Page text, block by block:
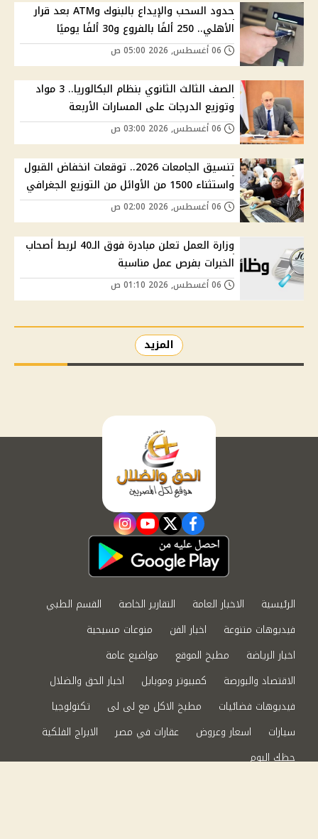
حدود السحب والإيداع بالبنوك وATM بعد قرار
الأهلي.. 250 ألفًا بالفروع و30 ألفًا يوميًا
الصف الثالث الثانوي بنظام البكالوريا.. 3 مواد
وتوزيع الدرجات على المسارات الأربعة
تنسيق الجامعات 2026.. توقعات انخفاض القبول
واستثناء 1500 من الأوائل من التوزيع الجغرافي
وزارة العمل تعلن مبادرة فوق الـ40 لربط أصحاب
الخبرات بفرص عمل مناسبة
المزيد
facebook
twitter
youtube
instagram
الرئيسية الاخبار العامة التقارير الخاصة
القسم الطبي
فيديوهات متنوعة
اخبار الفن
منوعات مسيحية
اخبار الرياضة
مطبخ الموقع
مواضيع عامة
الاقتصاد والبورصة
كمبيوتر وموبايل
اخبار الحق والضلال
فيديوهات فضائيات
مطبخ الاكل مع لى لى
تكنولوجيا
سيارات
اسعار وعروض عقارات في مصر
الابراج الفلكية
حظك اليوم